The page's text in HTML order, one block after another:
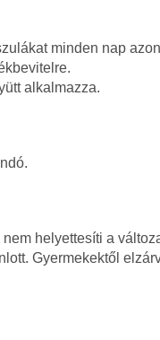
minden nap
alkalmazza.
helyettesíti a
Gyermekektől